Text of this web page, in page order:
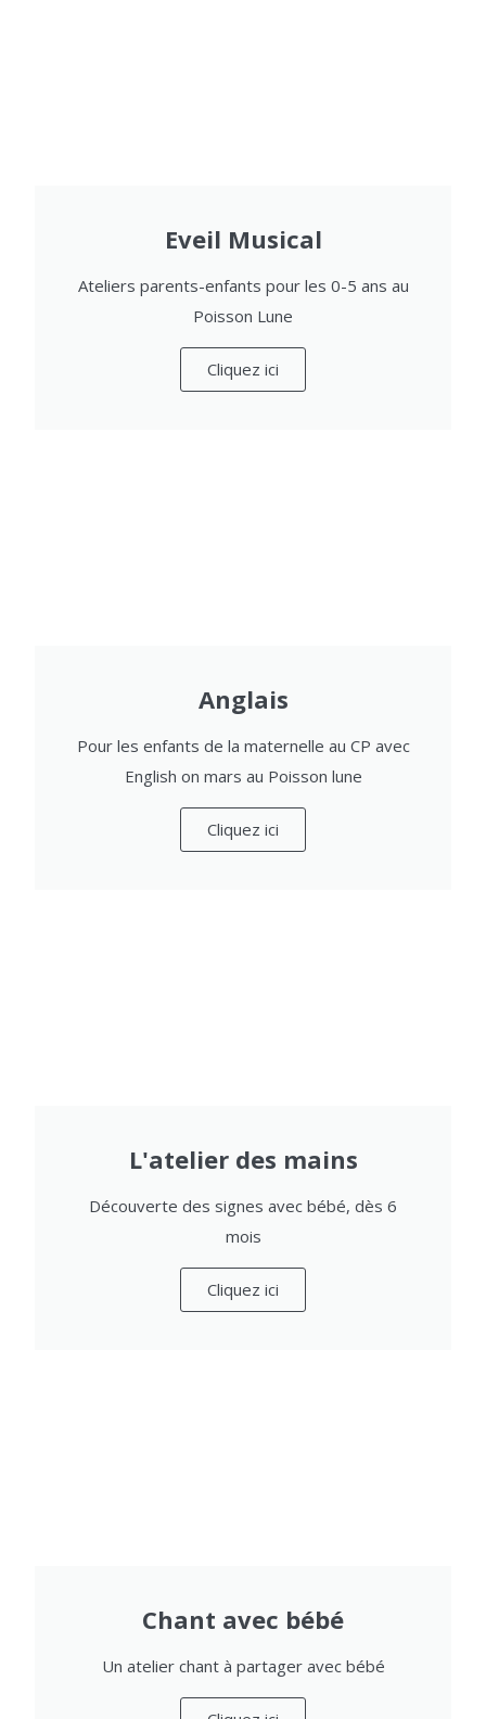
Eveil Musical
Ateliers parents-enfants pour les 0-5 ans au
Poisson Lune
Cliquez ici
Anglais
Pour les enfants de la maternelle au CP avec
English on mars au Poisson lune
Cliquez ici
L'atelier des mains
Découverte des signes avec bébé, dès 6
mois
Cliquez ici
Chant avec bébé
Un atelier chant à partager avec bébé